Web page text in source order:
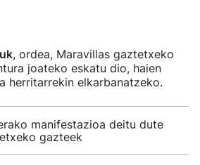
, ordea, Maravillas gaztetxeko
joateko eskatu dio, haien
herritarrekin elkarbanatzeko.
manifestazioa deitu dute
gazteek